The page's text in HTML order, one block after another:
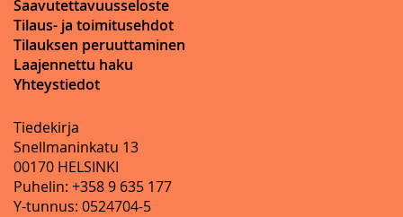
Saavutettavuusseloste
Tilaus- ja toimitusehdot
Tilauksen peruuttaminen
Laajennettu haku
Yhteystiedot
Tiedekirja
Snellmaninkatu 13
00170 HELSINKI
Puhelin: +358 9 635 177
Y-tunnus: 0524704-5